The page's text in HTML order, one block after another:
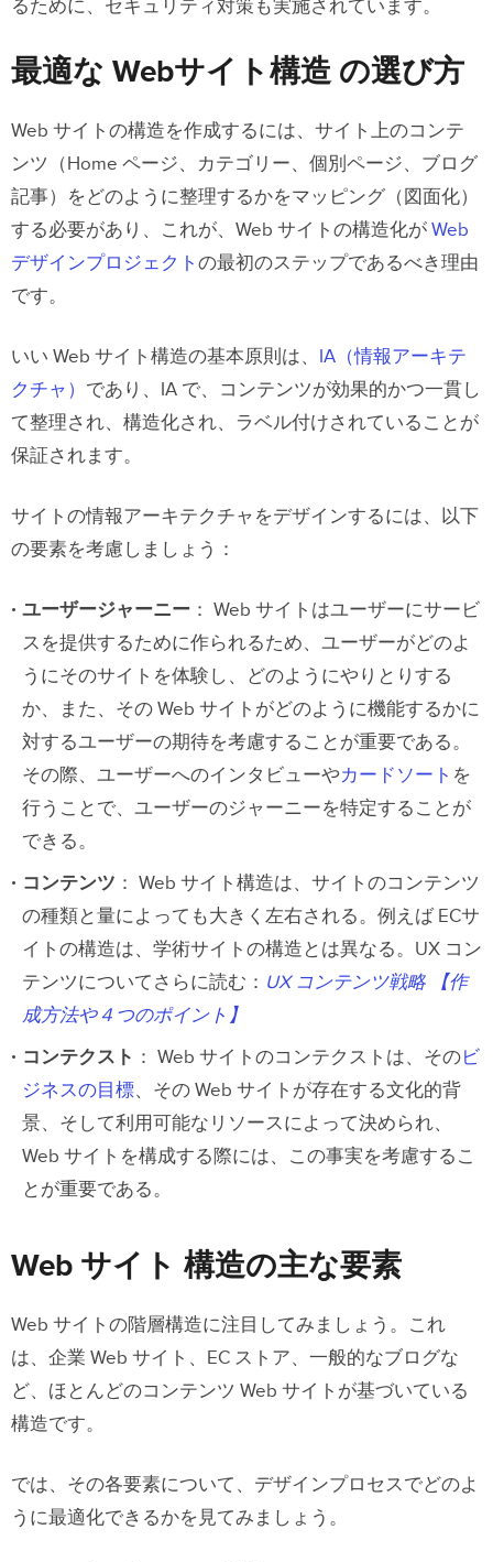
るために、セキュリティ対策も実施されています。
最適な Webサイト構造 の選び方
Web サイトの構造を作成するには、サイト上のコンテ
ンツ（Home ページ、カテゴリー、個別ページ、ブログ
記事）をどのように整理するかをマッピング（図面化）
する必要があり、これが、Web サイトの構造化が Web
デザインプロジェクト の最初のステップであるべき理由
です。
いい Web サイト構造の基本原則は、 IA（情報アーキテ
クチャ） であり、IA で、コンテンツが効果的かつ一貫し
て整理され、構造化され、ラベル付けされていることが
保証されます。
サイトの情報アーキテクチャをデザインするには、以下
の要素を考慮しましょう：
ユーザージャーニー ： Web サイトはユーザーにサービ
スを提供するために作られるため、ユーザーがどのよ
うにそのサイトを体験し、どのようにやりとりする
か、また、その Web サイトがどのように機能するかに
対するユーザーの期待を考慮することが重要である。
その際、ユーザーへのインタビューやカードソート を
行うことで、ユーザーのジャーニーを特定することが
できる。
コンテンツ ： Web サイト構造は、サイトのコンテンツ
の種類と量によっても大きく左右される。例えば ECサ
イトの構造は、学術サイトの構造とは異なる。UX コン
テンツについてさらに読む： UX コンテンツ戦略 【作
成方法や４つのポイント】
コンテクスト ： Web サイトのコンテクストは、そのビ
ジネスの目標、その Web サイトが存在する文化的背
景、そして利用可能なリソースによって決められ、
Web サイトを構成する際には、この事実を考慮するこ
とが重要である。
Web サイト 構造の主な要素
Web サイトの階層構造に注目してみましょう。これ
は、企業 Web サイト、EC ストア、一般的なブログな
ど、ほとんどのコンテンツ Web サイトが基づいている
構造です。
では、その各要素について、デザインプロセスでどのよ
うに最適化できるかを見てみましょう。